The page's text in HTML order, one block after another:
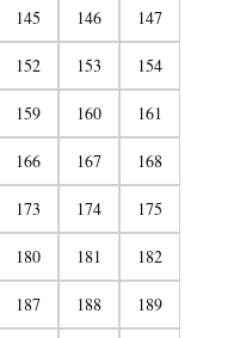
145 146 147
152 153 154
159 160 161
166 167 168
173 174 175
180 181 182
187 188 189